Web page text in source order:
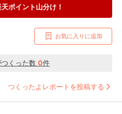
ポイント山分け！
お気に入りに追加
くった数 0件
つくったよレポートを投稿する